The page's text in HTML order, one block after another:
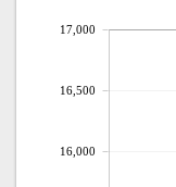
16,000
16,500
17,000